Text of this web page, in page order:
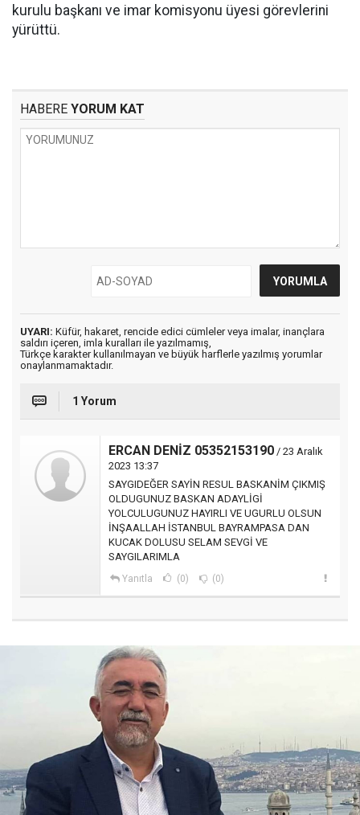
kurulu başkanı ve imar komisyonu üyesi görevlerini
yürüttü.
HABERE YORUM KAT
UYARI: Küfür, hakaret, rencide edici cümleler veya imalar, inançlara
saldırı içeren, imla kuralları ile yazılmamış,
Türkçe karakter kullanılmayan ve büyük harflerle yazılmış yorumlar
onaylanmamaktadır.
1 Yorum
ERCAN DENİZ 05352153190 / 23 Aralık
2023 13:37
SAYGIDEĞER SAYİN RESUL BASKANİM ÇIKMIŞ
OLDUGUNUZ BASKAN ADAYLİGİ
YOLCULUGUNUZ HAYIRLI VE UGURLU OLSUN
İNŞAALLAH İSTANBUL BAYRAMPASA DAN
KUCAK DOLUSU SELAM SEVGİ VE
SAYGILARIMLA
Yanıtla (0) (0)